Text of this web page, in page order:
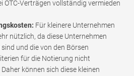
OTC-Verträgen vollständig vermieden
Für kleinere Unternehmen
nützlich, da diese Unternehmen
und die von den Börsen
für die Notierung nicht
können sich diese kleinen